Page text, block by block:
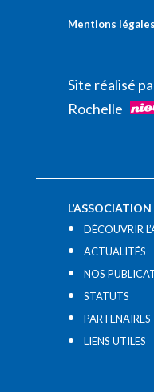
Mentions légales
Site réalisé
Rochelle
L’ASSOCIATION
DÉCOUVRIR
ACTUALITÉS
NOS
STATUTS
PARTENAIRES
LIENS UTILES​